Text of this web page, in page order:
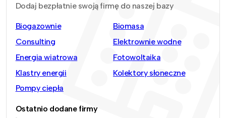
Dodaj bezpłatnie swoją firmę do naszej bazy
Biogazownie
Biomasa
Consulting
Elektrownie wodne
Energia wiatrowa
Fotowoltaika
Klastry energii
Kolektory słoneczne
Pompy ciepła
Ostatnio dodane firmy